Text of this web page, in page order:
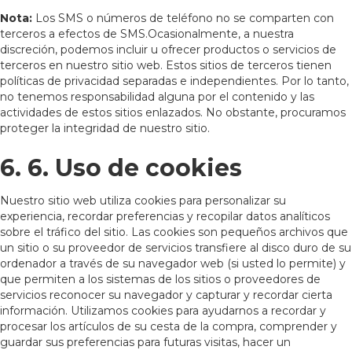
Nota: Los SMS o números de teléfono no se comparten con
terceros a efectos de SMS.Ocasionalmente, a nuestra
discreción, podemos incluir u ofrecer productos o servicios de
terceros en nuestro sitio web. Estos sitios de terceros tienen
políticas de privacidad separadas e independientes. Por lo tanto,
no tenemos responsabilidad alguna por el contenido y las
actividades de estos sitios enlazados. No obstante, procuramos
proteger la integridad de nuestro sitio.
6. 6. Uso de cookies
Nuestro sitio web utiliza cookies para personalizar su
experiencia, recordar preferencias y recopilar datos analíticos
sobre el tráfico del sitio. Las cookies son pequeños archivos que
un sitio o su proveedor de servicios transfiere al disco duro de su
ordenador a través de su navegador web (si usted lo permite) y
que permiten a los sistemas de los sitios o proveedores de
servicios reconocer su navegador y capturar y recordar cierta
información. Utilizamos cookies para ayudarnos a recordar y
procesar los artículos de su cesta de la compra, comprender y
guardar sus preferencias para futuras visitas, hacer un